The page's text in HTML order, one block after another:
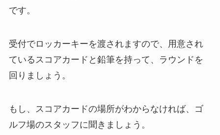
です。
受付でロッカーキーを渡されますので、用意され
ているスコアカードと鉛筆を持って、ラウンドを
回りましょう。
もし、スコアカードの場所がわからなければ、ゴ
ルフ場のスタッフに聞きましょう。